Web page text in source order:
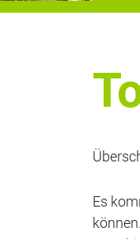
Es